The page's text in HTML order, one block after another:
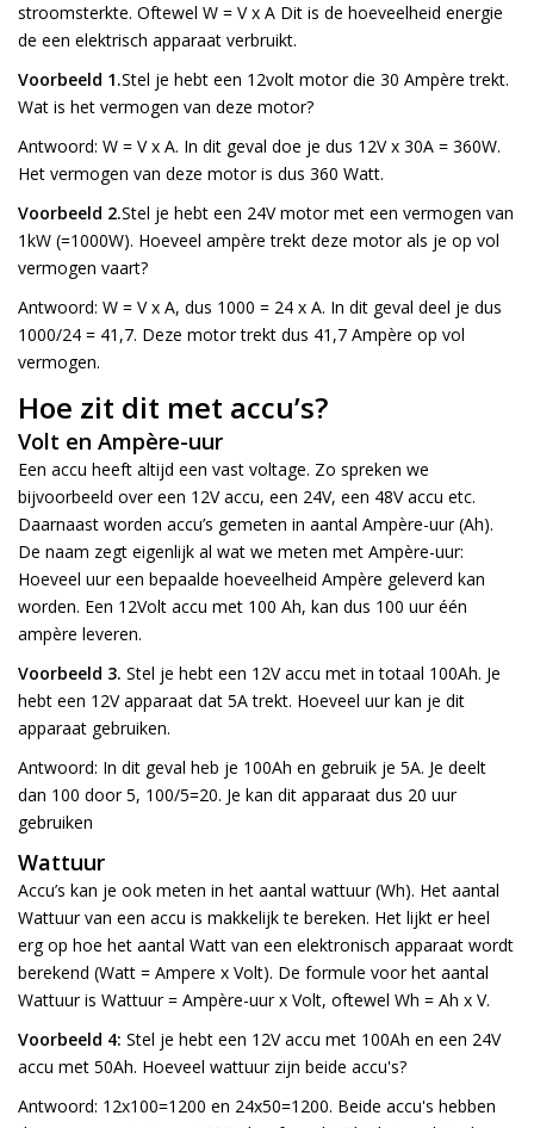
stroomsterkte. Oftewel W = V x A Dit is de hoeveelheid energie
de een elektrisch apparaat verbruikt.
Voorbeeld 1.Stel je hebt een 12volt motor die 30 Ampère trekt.
Wat is het vermogen van deze motor?
Antwoord: W = V x A. In dit geval doe je dus 12V x 30A = 360W.
Het vermogen van deze motor is dus 360 Watt.
Voorbeeld 2.Stel je hebt een 24V motor met een vermogen van
1kW (=1000W). Hoeveel ampère trekt deze motor als je op vol
vermogen vaart?
Antwoord: W = V x A, dus 1000 = 24 x A. In dit geval deel je dus
1000/24 = 41,7. Deze motor trekt dus 41,7 Ampère op vol
vermogen.
Hoe zit dit met accu’s?
Volt en Ampère-uur
Een accu heeft altijd een vast voltage. Zo spreken we
bijvoorbeeld over een 12V accu, een 24V, een 48V accu etc.
Daarnaast worden accu’s gemeten in aantal Ampère-uur (Ah).
De naam zegt eigenlijk al wat we meten met Ampère-uur:
Hoeveel uur een bepaalde hoeveelheid Ampère geleverd kan
worden. Een 12Volt accu met 100 Ah, kan dus 100 uur één
ampère leveren.
Voorbeeld 3. Stel je hebt een 12V accu met in totaal 100Ah. Je
hebt een 12V apparaat dat 5A trekt. Hoeveel uur kan je dit
apparaat gebruiken.
Antwoord: In dit geval heb je 100Ah en gebruik je 5A. Je deelt
dan 100 door 5, 100/5=20. Je kan dit apparaat dus 20 uur
gebruiken
Wattuur
Accu’s kan je ook meten in het aantal wattuur (Wh). Het aantal
Wattuur van een accu is makkelijk te bereken. Het lijkt er heel
erg op hoe het aantal Watt van een elektronisch apparaat wordt
berekend (Watt = Ampere x Volt). De formule voor het aantal
Wattuur is Wattuur = Ampère-uur x Volt, oftewel Wh = Ah x V.
Voorbeeld 4: Stel je hebt een 12V accu met 100Ah en een 24V
accu met 50Ah. Hoeveel wattuur zijn beide accu's?
Antwoord: 12x100=1200 en 24x50=1200. Beide accu's hebben